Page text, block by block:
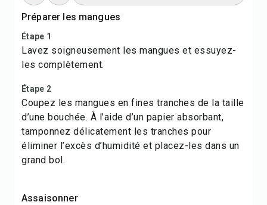
Préparer les mangues
Étape 1
Lavez soigneusement les mangues et essuyez-
les complètement.
Étape 2
Coupez les mangues en fines tranches de la taille
d’une bouchée. À l’aide d’un papier absorbant,
tamponnez délicatement les tranches pour
éliminer l’excès d’humidité et placez-les dans un
grand bol.
Assaisonner